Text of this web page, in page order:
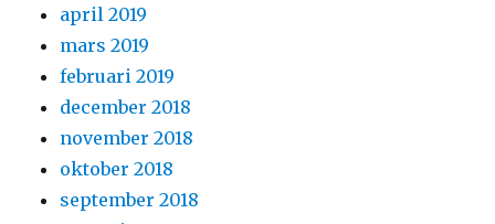
april 2019
mars 2019
februari 2019
december 2018
november 2018
oktober 2018
september 2018